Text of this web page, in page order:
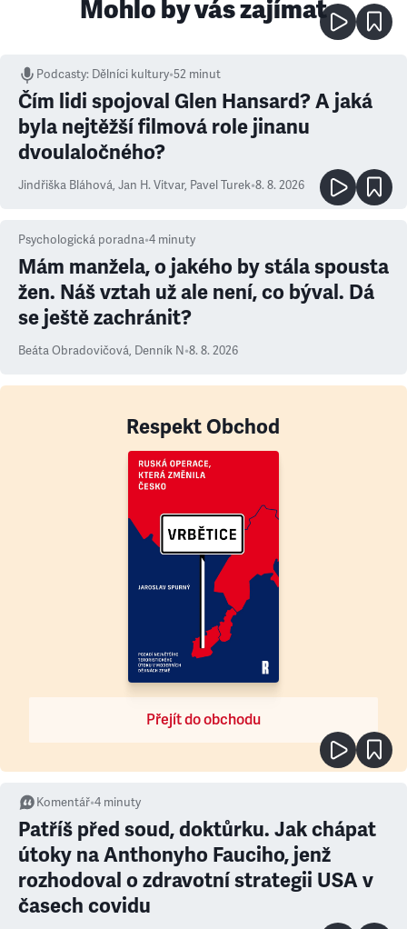
Mohlo by vás zajímat
Podcasty: Dělníci kultury•52 minut
Čím lidi spojoval Glen Hansard? A jaká
byla nejtěžší filmová role jinanu
dvoulaločného?
Jindřiška Bláhová, Jan H. Vitvar, Pavel Turek•8. 8. 2026
Psychologická poradna•4 minuty
Mám manžela, o jakého by stála spousta
žen. Náš vztah už ale není, co býval. Dá
se ještě zachránit?
Beáta Obradovičová, Denník N•8. 8. 2026
Respekt Obchod
Přejít do obchodu
Komentář•4 minuty
Patříš před soud, doktůrku. Jak chápat
útoky na Anthonyho Fauciho, jenž
rozhodoval o zdravotní strategii USA v
časech covidu